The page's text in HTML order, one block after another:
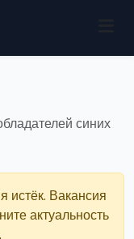
синих
истёк. Вакансия
актуальность